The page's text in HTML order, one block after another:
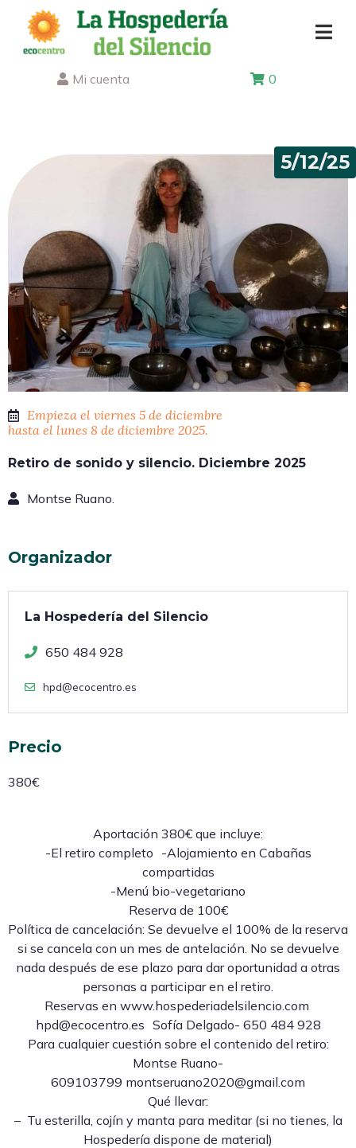
Mi cuenta 0
5/12/25
Empieza el viernes 5 de diciembre
hasta el lunes 8 de diciembre 2025.
Retiro de sonido y silencio. Diciembre 2025
Montse Ruano.
Organizador
La Hospedería del Silencio
650 484 928
hpd@ecocentro.es
Precio
380€
Aportación 380€ que incluye:
-El retiro completo -Alojamiento en Cabañas
compartidas
-Menú bio-vegetariano
Reserva de 100€
Política de cancelación: Se devuelve el 100% de la reserva
si se cancela con un mes de antelación. No se devuelve
nada después de ese plazo para dar oportunidad a otras
personas a participar en el retiro.
Reservas en www.hospederiadelsilencio.com
hpd@ecocentro.es Sofía Delgado- 650 484 928
Para cualquier cuestión sobre el contenido del retiro:
Montse Ruano-
609103799 montseruano2020@gmail.com
Qué llevar:
– Tu esterilla, cojín y manta para meditar (si no tienes, la
Hospedería dispone de material)